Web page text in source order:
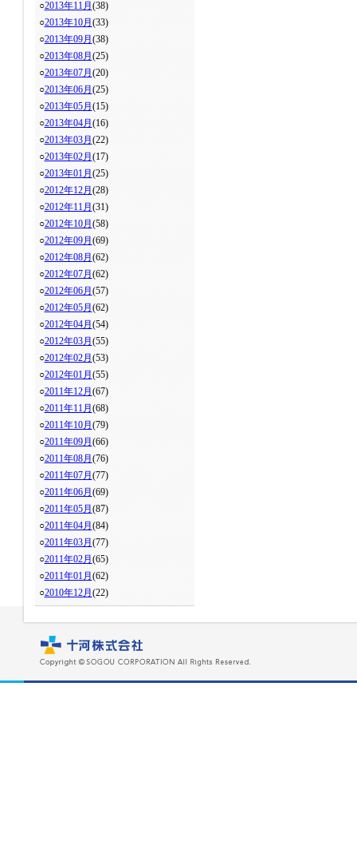
○2013年11月 (38)
○2013年10月 (33)
○2013年09月 (38)
○2013年08月 (25)
○2013年07月 (20)
○2013年06月 (25)
○2013年05月 (15)
○2013年04月 (16)
○2013年03月 (22)
○2013年02月 (17)
○2013年01月 (25)
○2012年12月 (28)
○2012年11月 (31)
○2012年10月 (58)
○2012年09月 (69)
○2012年08月 (62)
○2012年07月 (62)
○2012年06月 (57)
○2012年05月 (62)
○2012年04月 (54)
○2012年03月 (55)
○2012年02月 (53)
○2012年01月 (55)
○2011年12月 (67)
○2011年11月 (68)
○2011年10月 (79)
○2011年09月 (66)
○2011年08月 (76)
○2011年07月 (77)
○2011年06月 (69)
○2011年05月 (87)
○2011年04月 (84)
○2011年03月 (77)
○2011年02月 (65)
○2011年01月 (62)
○2010年12月 (22)